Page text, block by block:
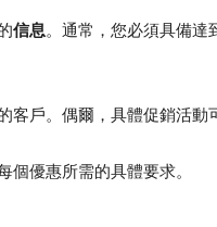
信息。通常，您必須具備達
客戶。偶爾，具體促銷活動
優惠所需的具體要求。